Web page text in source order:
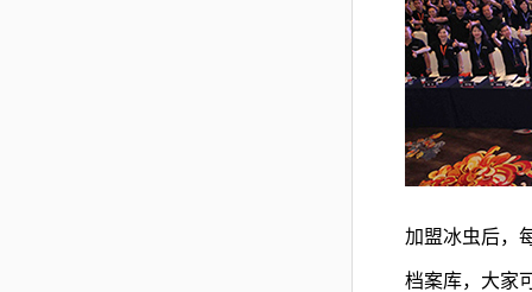
加盟冰虫后，
档案库，大家